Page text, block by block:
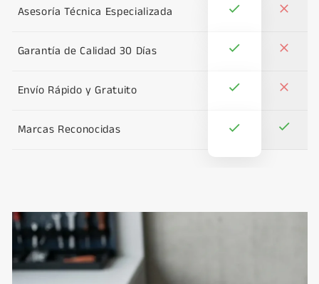
Asesoría Técnica Especializada
Garantía de Calidad 30 Días
Envío Rápido y Gratuito
Marcas Reconocidas